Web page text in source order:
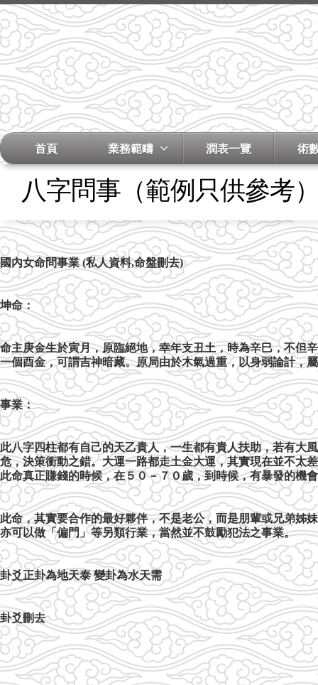
首頁 業務範疇 潤表一覽 術
八字問事（範例只供參考
國內女命問事業(私人資料,命盤刪去)
坤命：
命主庚金生於寅月，原臨絕地，幸年支丑土，時為辛巳，不但
一個酉金，可謂吉神暗藏。原局由於木氣過重，以身弱論計，
事業：
此八字四柱都有自己的天乙貴人，一生都有貴人扶助，若有大
危，決策衝動之錯。大運一路都走土金大運，其實現在並不太
此命真正賺錢的時候，在５０－７０歲，到時候，有暴發的機
此命，其實要合作的最好夥伴，不是老公，而是朋輩或兄弟姊
亦可以做「偏門」等另類行業，當然並不鼓勵犯法之事業。
卦爻正卦為地天泰 變卦為水天需
卦爻刪去